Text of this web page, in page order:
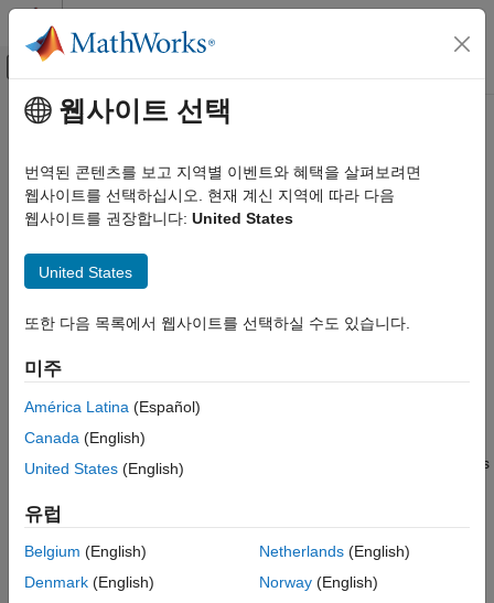
콘텐츠로 바로 가기
오프캔버스 탐색 메뉴 토글
문서 홈
SimEvents
Block Authoring
ON THIS PAGE
Description
Input Arguments
Output Arguments
See Also
주요 콘텐츠
queueSysPriority
Class:matlab.DiscreteEventSystem
Namespace:matlab
Define system priority queue storage
Syntax
storage=queueSysPriority(entityType,capacity,order)
Description
storage=queueSysPriority(
defines
system priorities. Use this method when implementing the
getEntityStorageImplmethod.
Input Arguments
웹사이트 선택
번역된 콘텐츠를 보고 지역별 이벤트와 혜택을 살펴보려면
웹사이트를 선택하십시오. 현재 계신 지역에 따라 다음
웹사이트를 권장합니다: United States
United States
또한 다음 목록에서 웹사이트를 선택하실 수도 있습니다.
미주
América Latina (Español)
Canada (English)
United States (English)
유럽
Belgium (English)
Denmark (English)
Netherlands(English)
Norway(English)